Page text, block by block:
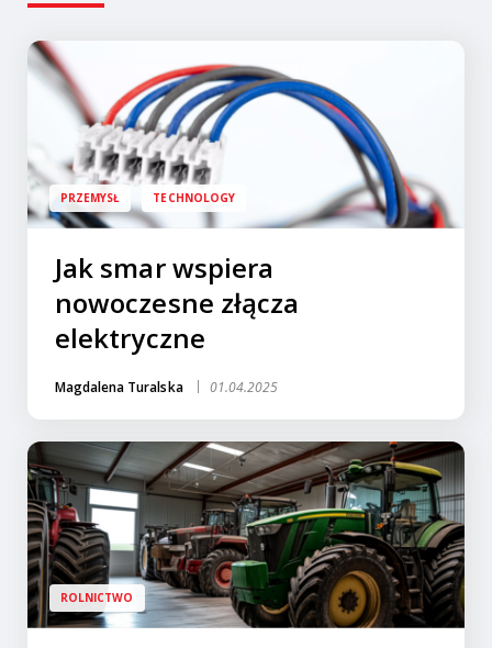
PRZEMYSŁ TECHNOLOGY
Jak smar wspiera
nowoczesne złącza
elektryczne
Magdalena Turalska 01.04.2025
ROLNICTWO